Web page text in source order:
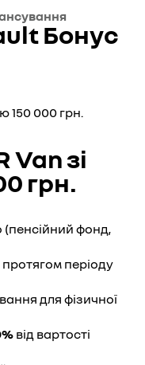
Бонус
Van зі
грн.
(пенсійний фонд,
періоду
для фізичної
від вартості